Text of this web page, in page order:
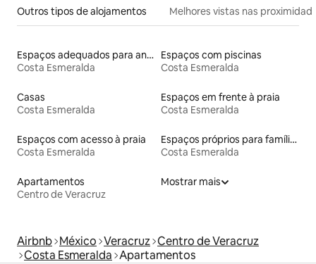
Outros tipos de alojamentos Melhores vistas nas
Espaços adequados para animais de estimação
Costa Esmeralda
Espaços com piscinas
Costa Esmeralda
Casas
Costa Esmeralda
Espaços em frente à praia
Costa Esmeralda
Espaços com acesso à praia
Costa Esmeralda
Espaços próprios para famílias
Costa Esmeralda
Apartamentos
Centro de Veracruz
Mostrar mais
Airbnb México Veracruz Centro de Veracruz
Costa Esmeralda Apartamentos